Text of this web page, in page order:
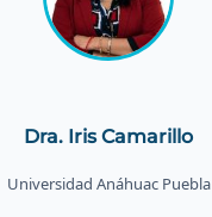
Dra. Iris Camarillo
Universidad Anáhuac Puebla